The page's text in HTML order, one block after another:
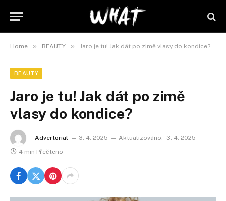
Home » BEAUTY » Jaro je tu! Jak dát po zimě vlasy do kondice?
BEAUTY
Jaro je tu! Jak dát po zimě
vlasy do kondice?
Advertorial 3. 4. 2025 Aktualizováno:
3. 4. 2025
4 min Přečteno